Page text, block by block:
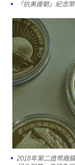
「抗美援朝」紀念
2018年第二造幣廠